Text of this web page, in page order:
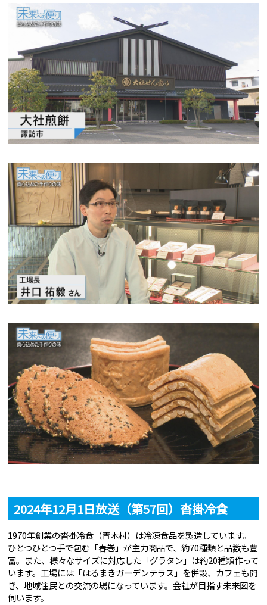
2024年12月1日放送（第57回）沓掛冷食
1970年創業の沓掛冷食（青木村）は冷凍食品を製造しています。
ひとつひとつ手で包む「春巻」が主力商品で、約70種類と品数も豊
富。また、様々なサイズに対応した「グラタン」は約20種類作って
います。工場には「はるまきガーデンテラス」を併設、カフェも開
き、地域住民との交流の場になっています。会社が目指す未来図を
伺います。